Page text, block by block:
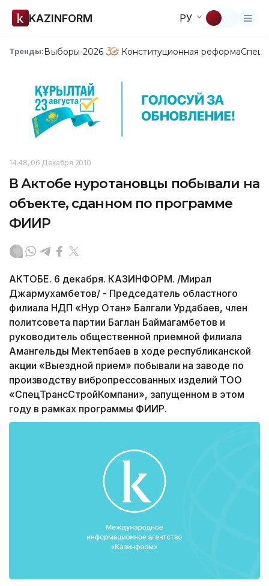
KAZINFORM РУ
Тренды:Выборы-2026 Конституционная реформа
14:48, 06 Декабря 2010
В Актобе нуротановцы побывали на
объекте, сданном по программе
ФИИР
АКТОБЕ. 6 декабря. КАЗИНФОРМ. /Мирал
Джармухамбетов/ - Председатель областного
филиала НДП «Нур Отан» Балгали Урдабаев, член
политсовета партии Баглан Баймагамбетов и
руководитель общественной приемной филиала
Амангельды Мектепбаев в ходе республиканской
акции «Выездной прием» побывали на заводе по
производству вибропрессованных изделий ТОО
«СпецТрансСтройКомпани», запущенном в этом
году в рамках программы ФИИР.